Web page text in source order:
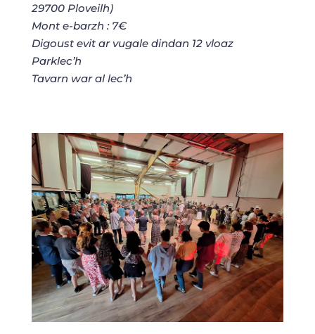
29700 Ploveilh)
Mont e-barzh : 7€
Digoust evit ar vugale dindan 12 vloaz
Parklec’h
Tavarn war al lec’h